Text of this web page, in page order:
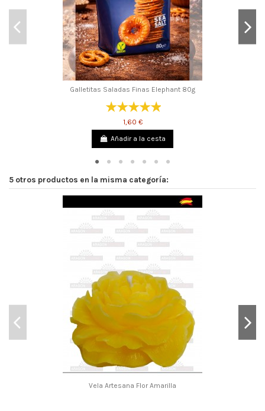
Galletitas Saladas Finas Elephant 80g
1,60 €
Añadir a la cesta
5 otros productos en la misma categoría:
Vela Artesana Flor Amarilla